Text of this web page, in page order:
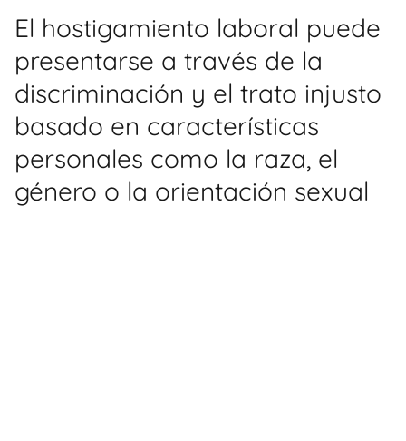
El hostigamiento laboral puede
presentarse a través de la
discriminación y el trato injusto
basado en características
personales como la raza, el
género o la orientación sexual